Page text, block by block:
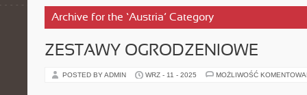
Archive for the ‘Austria’ Category
ZESTAWY OGRODZENIOWE
POSTED BY ADMIN WRZ - 11 - 2025 MOŻLIWOŚĆ